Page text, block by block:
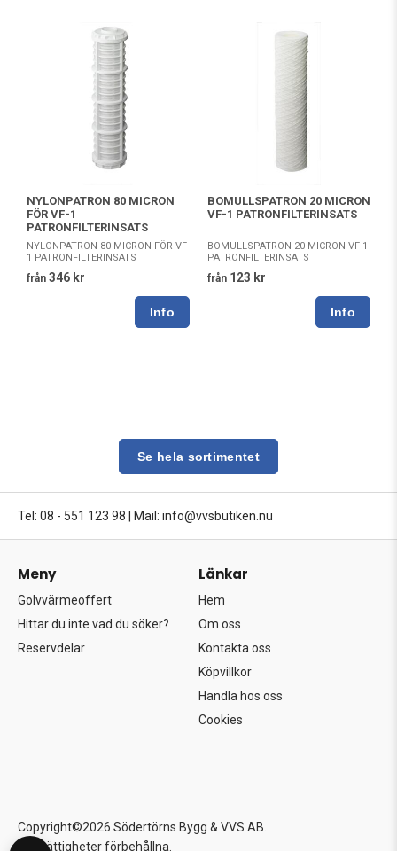
NYLONPATRON 80 MICRON
FÖR VF-1
PATRONFILTERINSATS
NYLONPATRON 80 MICRON FÖR VF-
1 PATRONFILTERINSATS
från 346 kr
BOMULLSPATRON 20 MICRON
VF-1 PATRONFILTERINSATS
BOMULLSPATRON 20 MICRON VF-1
PATRONFILTERINSATS
från 123 kr
Se hela sortimentet
Tel: 08 - 551 123 98 Mail: info@vvsbutiken.nu
Meny
Golvvärmeoffert
Hittar du inte vad du söker?
Reservdelar
Länkar
Hem
Om oss
Kontakta oss
Köpvillkor
Handla hos oss
Cookies
Copyright©2026 Södertörns Bygg & VVS AB.
Alla rättigheter förbehållna.